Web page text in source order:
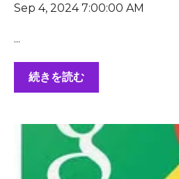
Sep 4, 2024 7:00:00 AM
...
続きを読む